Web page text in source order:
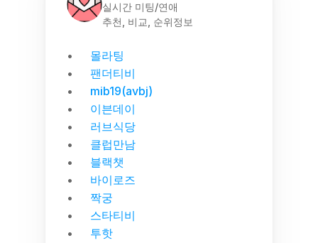
실시간 미팅/연애
추천, 비교, 순위정보
몰라팅
팬더티비
mib19(avbj)
이븐데이
러브식당
클럽만남
블랙챗
바이로즈
짝궁
스타티비
투핫